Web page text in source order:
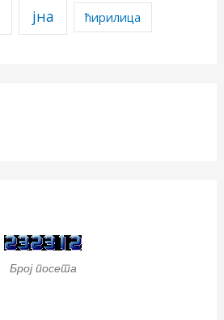
јна ћирилица
Број посета